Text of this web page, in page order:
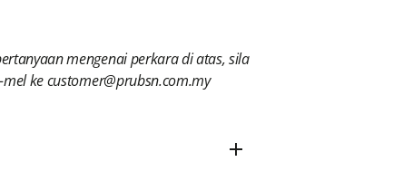
mengenai perkara di atas, sila
ke customer@prubsn.com.my